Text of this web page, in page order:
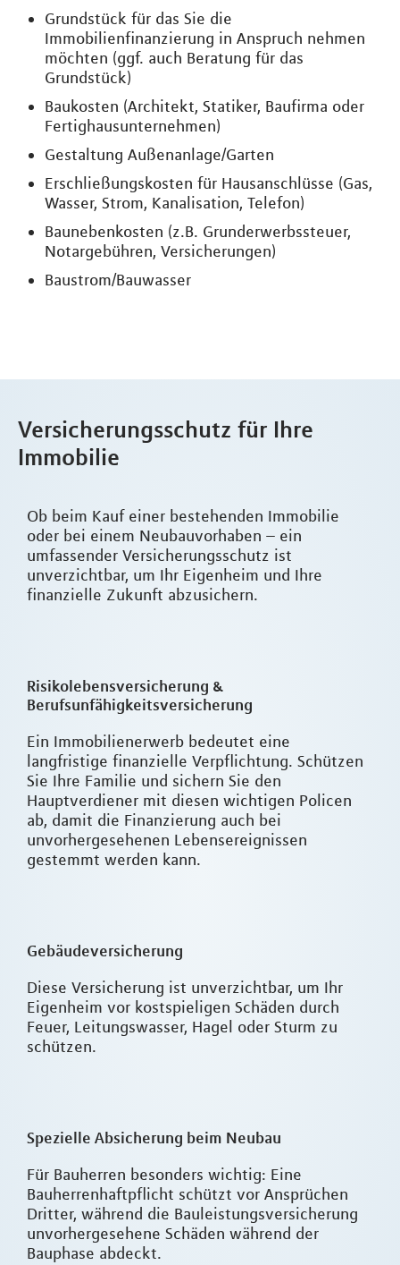
Grundstück für das Sie die
Immobilienfinanzierung in Anspruch nehmen
möchten (ggf. auch Beratung für das
Grundstück)
Baukosten (Architekt, Statiker, Baufirma oder
Fertighausunternehmen)
Gestaltung Außenanlage/Garten
Erschließungskosten für Hausanschlüsse (Gas,
Wasser, Strom, Kanalisation, Telefon)
Baunebenkosten (z.B. Grunderwerbssteuer,
Notargebühren, Versicherungen)
Baustrom/Bauwasser
Versicherungsschutz für Ihre
Immobilie
Ob beim Kauf einer bestehenden Immobilie
oder bei einem Neubauvorhaben – ein
umfassender Versicherungsschutz ist
unverzichtbar, um Ihr Eigenheim und Ihre
finanzielle Zukunft abzusichern.
Risikolebensversicherung &
Berufsunfähigkeitsversicherung
Ein Immobilienerwerb bedeutet eine
langfristige finanzielle Verpflichtung. Schützen
Sie Ihre Familie und sichern Sie den
Hauptverdiener mit diesen wichtigen Policen
ab, damit die Finanzierung auch bei
unvorhergesehenen Lebensereignissen
gestemmt werden kann.
Gebäudeversicherung
Diese Versicherung ist unverzichtbar, um Ihr
Eigenheim vor kostspieligen Schäden durch
Feuer, Leitungswasser, Hagel oder Sturm zu
schützen.
Spezielle Absicherung beim Neubau
Für Bauherren besonders wichtig: Eine
Bauherrenhaftpflicht schützt vor Ansprüchen
Dritter, während die Bauleistungsversicherung
unvorhergesehene Schäden während der
Bauphase abdeckt.